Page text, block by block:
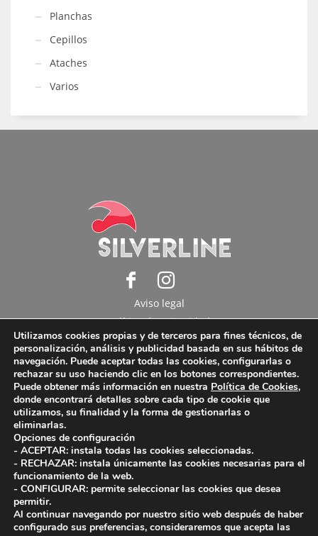
Planchas
Cepillos
Ataches
Varios
Aviso legal
Política de privacidad
Política de cookies
Copyright © 2025 Internacional Ventur S.A. Todos
los derechos reservados.
Utilizamos cookies propias y de terceros para fines técnicos, de
personalización, análisis y publicidad basada en sus hábitos de
navegación. Puede aceptar todas las cookies, configurarlas o
rechazar su uso haciendo clic en los botones correspondientes.
Puede obtener más información en nuestra Política de Cookies,
donde encontrará detalles sobre cada tipo de cookie que
utilizamos, su finalidad y la forma de gestionarlas o
eliminarlas.
Opciones de configuración
- ACEPTAR: instala todas las cookies seleccionadas.
- RECHAZAR: instala únicamente las cookies necesarias para el
funcionamiento de la web.
- CONFIGURAR: permite seleccionar las cookies que desea
permitir.
Al continuar navegando por nuestro sitio web después de haber
configurado sus preferencias, consideraremos que acepta las